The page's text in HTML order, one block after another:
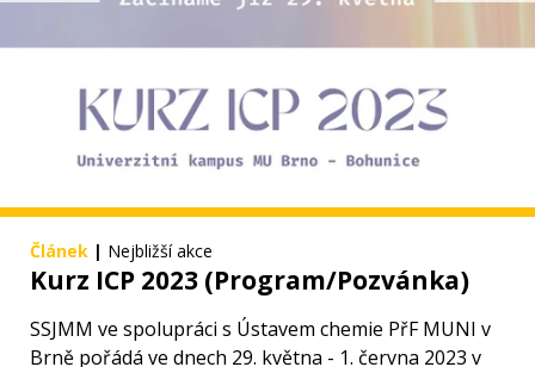
Článek | Nejbližší akce
Kurz ICP 2023 (Program/Pozvánka)
SSJMM ve spolupráci s Ústavem chemie PřF MUNI v
Brně pořádá ve dnech 29. května - 1. června 2023 v